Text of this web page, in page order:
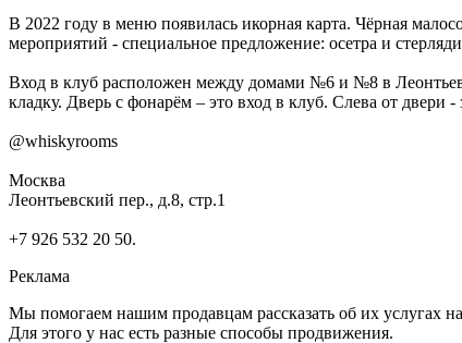
В 2022 году в меню появилась икорная карта. Чёрная
мероприятий - специальное предложение: осетра и
Вход в клуб расположен между домами №6 и №8 в
кладку. Дверь с фонарём – это вход в клуб. Слева от двери -
@whiskyrooms
Москва
Леонтьевский пер., д.8, стр.1
+7 926 532 20 50.
Реклама
Мы помогаем нашим продавцам рассказать об их услугах
Для этого у нас есть разные способы продвижения.